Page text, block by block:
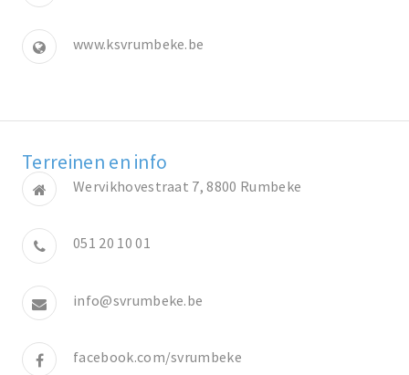
www.ksvrumbeke.be
Terreinen en info
Wervikhovestraat 7, 8800 Rumbeke
051 20 10 01
info@svrumbeke.be
facebook.com/svrumbeke